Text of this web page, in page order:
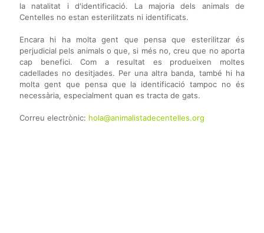
la natalitat i d'identificació. La majoria dels animals de
Centelles no estan esterilitzats ni identificats.
Encara hi ha molta gent que pensa que esterilitzar és
perjudicial pels animals o que, si més no, creu que no aporta
cap benefici. Com a resultat es produeixen moltes
cadellades no desitjades. Per una altra banda, també hi ha
molta gent que pensa que la identificació tampoc no és
necessària, especialment quan es tracta de gats.
Correu electrònic: hola@animalistadecentelles.org